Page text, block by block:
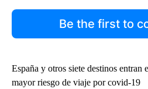
Be the first to
España y otros siete destinos entran
mayor riesgo de viaje por covid-19